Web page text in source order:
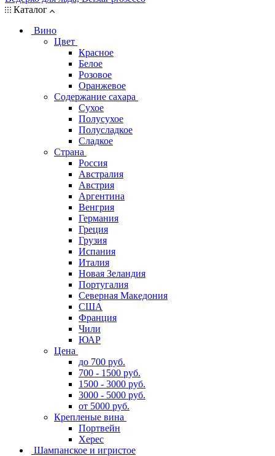
Каталог
Вино
Цвет
Красное
Белое
Розовое
Оранжевое
Содержание сахара
Сухое
Полусухое
Полусладкое
Сладкое
Страна
Россия
Австралия
Австрия
Аргентина
Венгрия
Германия
Греция
Грузия
Испания
Италия
Новая Зеландия
Португалия
Северная Македония
США
Франция
Чили
ЮАР
Цена
до 700 руб.
700 - 1500 руб.
1500 - 3000 руб.
3000 - 5000 руб.
от 5000 руб.
Крепленые вина
Портвейн
Херес
Шампанское и игристое